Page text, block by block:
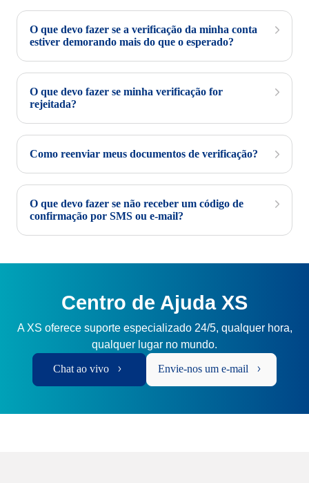
O que devo fazer se a verificação da minha conta
estiver demorando mais do que o esperado?
O que devo fazer se minha verificação for
rejeitada?
Como reenviar meus documentos de verificação?
O que devo fazer se não receber um código de
confirmação por SMS ou e-mail?
Centro de Ajuda XS
A XS oferece suporte especializado 24/5, qualquer hora,
qualquer lugar no mundo.
Chat ao vivo Envie-nos um e-mail